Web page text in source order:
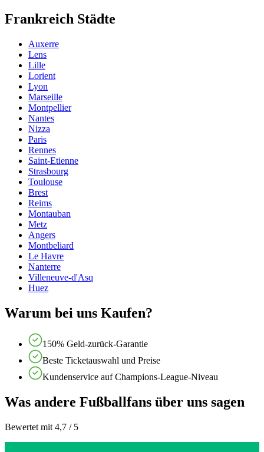
Frankreich Städte
Auxerre
Lens
Lille
Lorient
Lyon
Marseille
Montpellier
Nantes
Nizza
Paris
Rennes
Saint-Etienne
Strasbourg
Toulouse
Brest
Reims
Montauban
Metz
Angers
Montbeliard
Le Havre
Nanterre
Villeneuve-d'Asq
Huez
Warum bei uns Kaufen?
150% Geld-zurück-Garantie
Beste Ticketauswahl und Preise
Kundenservice auf Champions-League-Niveau
Was andere Fußballfans über uns sagen
Bewertet mit 4,7 / 5